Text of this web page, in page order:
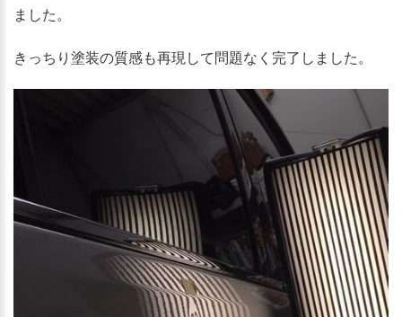
ました。
きっちり塗装の質感も再現して問題なく完了しました。